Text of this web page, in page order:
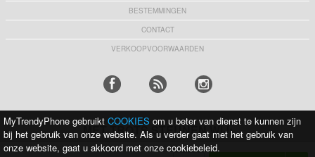
BESTEMMINGEN
CONTACT
VERKOOPVOORWAARDEN
MET TROTS STEUNEN WIJ:
MyTrendyPhone gebruikt COOKIES om u beter van dienst te kunnen zijn
bij het gebruik van onze website. Als u verder gaat met het gebruik van
onze website, gaat u akkoord met onze cookiebeleid.